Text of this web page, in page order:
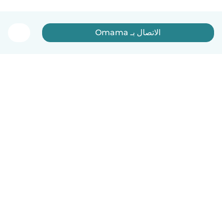
الاتصال بـ Omama